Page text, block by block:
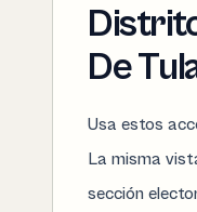
De
Usa estos
La misma
sección